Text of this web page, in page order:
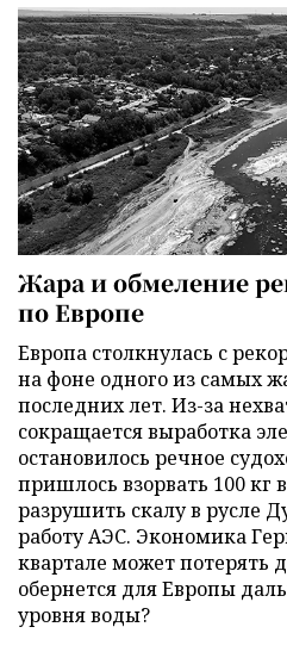
Жара и обмеление
по Европе
Европа столкнулась с
на фоне одного из самых
последних лет. Из-за
сокращается выработка
остановилось речное
пришлось взорвать 100 кг
разрушить скалу в русле
работу АЭС. Экономика
квартале может потерять
обернется для Европы
уровня воды?